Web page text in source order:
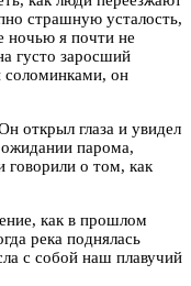
страшную усталость,
ночью я почти не
густо заросший
соломинками, он
открыл глаза и увидел
ожидании парома,
говорили о том, как
как в прошлом
река поднялась
с собой наш плавучий